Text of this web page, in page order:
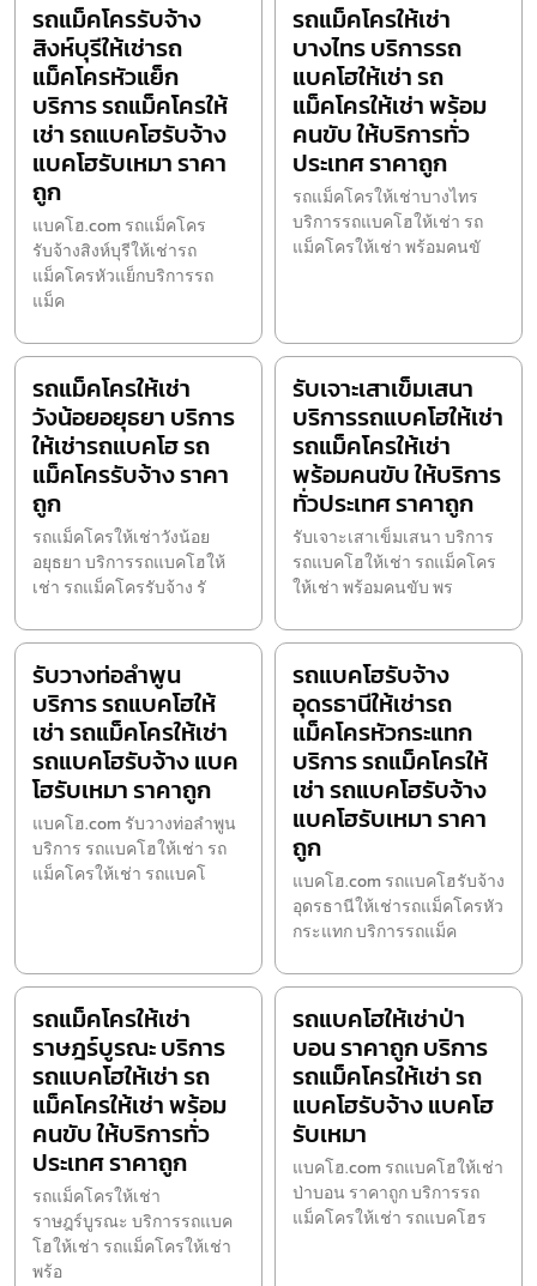
รถแม็คโครรับจ้าง
สิงห์บุรีให้เช่ารถ
แม็คโครหัวแย็ก
บริการ รถแม็คโครให้
เช่า รถแบคโฮรับจ้าง
แบคโฮรับเหมา ราคา
ถูก
แบคโฮ.com รถแม็คโคร
รับจ้างสิงห์บุรีให้เช่ารถ
แม็คโครหัวแย็กบริการรถ
แม็ค
รถแม็คโครให้เช่า
บางไทร บริการรถ
แบคโฮให้เช่า รถ
แม็คโครให้เช่า พร้อม
คนขับ ให้บริการทั่ว
ประเทศ ราคาถูก
รถแม็คโครให้เช่าบางไทร
บริการรถแบคโฮให้เช่า รถ
แม็คโครให้เช่า พร้อมคนขั
รถแม็คโครให้เช่า
วังน้อยอยุธยา บริการ
ให้เช่ารถแบคโฮ รถ
แม็คโครรับจ้าง ราคา
ถูก
รถแม็คโครให้เช่าวังน้อย
อยุธยา บริการรถแบคโฮให้
เช่า รถแม็คโครรับจ้าง รั
รับเจาะเสาเข็มเสนา
บริการรถแบคโฮให้เช่า
รถแม็คโครให้เช่า
พร้อมคนขับ ให้บริการ
ทั่วประเทศ ราคาถูก
รับเจาะเสาเข็มเสนา บริการ
รถแบคโฮให้เช่า รถแม็คโคร
ให้เช่า พร้อมคนขับ พร
รับวางท่อลำพูน
บริการ รถแบคโฮให้
เช่า รถแม็คโครให้เช่า
รถแบคโฮรับจ้าง แบค
โฮรับเหมา ราคาถูก
แบคโฮ.com รับวางท่อลำพูน
บริการ รถแบคโฮให้เช่า รถ
แม็คโครให้เช่า รถแบคโ
รถแบคโฮรับจ้าง
อุดรธานีให้เช่ารถ
แม็คโครหัวกระแทก
บริการ รถแม็คโครให้
เช่า รถแบคโฮรับจ้าง
แบคโฮรับเหมา ราคา
ถูก
แบคโฮ.com รถแบคโฮรับจ้าง
อุดรธานีให้เช่ารถแม็คโครหัว
กระแทก บริการรถแม็ค
รถแม็คโครให้เช่า
ราษฎร์บูรณะ บริการ
รถแบคโฮให้เช่า รถ
แม็คโครให้เช่า พร้อม
คนขับ ให้บริการทั่ว
ประเทศ ราคาถูก
รถแม็คโครให้เช่า
ราษฎร์บูรณะ บริการรถแบค
โฮให้เช่า รถแม็คโครให้เช่า
พร้อ
รถแบคโฮให้เช่าป่า
บอน ราคาถูก บริการ
รถแม็คโครให้เช่า รถ
แบคโฮรับจ้าง แบคโฮ
รับเหมา
แบคโฮ.com รถแบคโฮให้เช่า
ป่าบอน ราคาถูก บริการรถ
แม็คโครให้เช่า รถแบคโฮร